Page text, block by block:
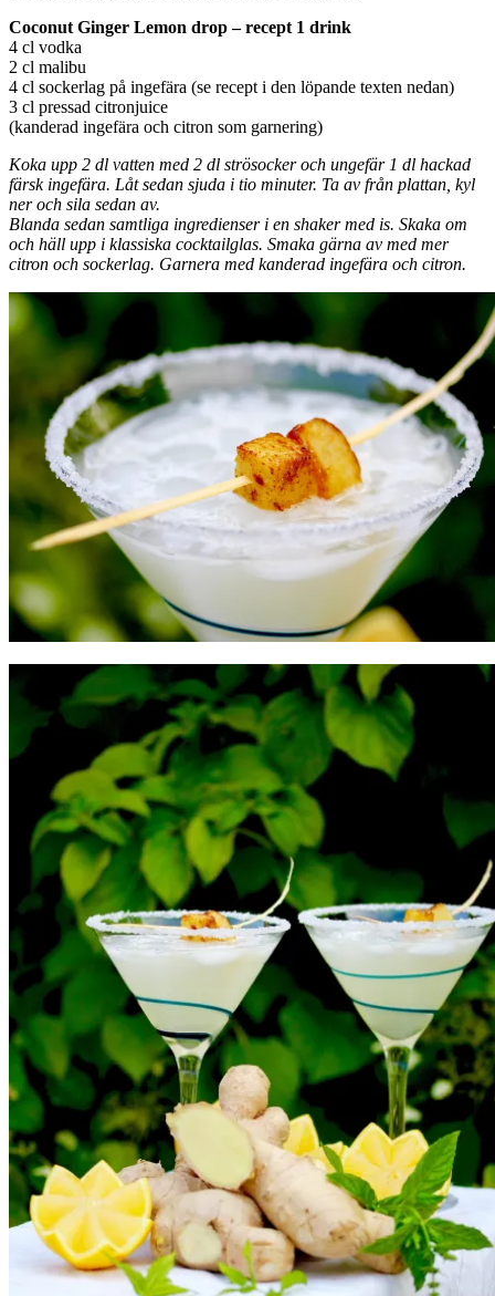
Coconut Ginger Lemon drop – recept 1 drink
4 cl vodka
2 cl malibu
4 cl sockerlag på ingefära (se recept i den löpande texten nedan)
3 cl pressad citronjuice
(kanderad ingefära och citron som garnering)
Koka upp 2 dl vatten med 2 dl strösocker och ungefär 1 dl hackad
färsk ingefära. Låt sedan sjuda i tio minuter. Ta av från plattan, kyl
ner och sila sedan av.
Blanda sedan samtliga ingredienser i en shaker med is. Skaka om
och häll upp i klassiska cocktailglas. Smaka gärna av med mer
citron och sockerlag. Garnera med kanderad ingefära och citron.